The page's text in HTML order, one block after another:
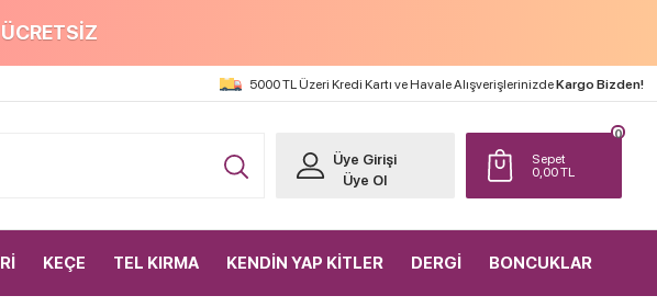
5000 TL Üzeri Kredi Kartı ve Havale AlışverişlerinizdeKargo Bizden!
Sepet
0,00TL
0
Üye Girişi
Üye Ol
KEÇE TEL KIRMA KENDİN YAP KİTLER DERGİ BONCUKLAR